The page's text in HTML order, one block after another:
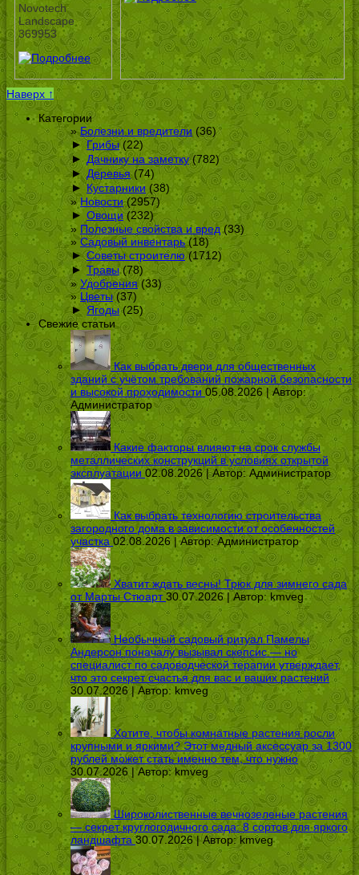
Novotech
Landscape
369953
Наверх ↑
Категории
Болезни и вредители (36)
► Грибы(22)
► Дачнику на заметку(782)
► Деревья(74)
► Кустарники (38)
Новости(2957)
► Овощи(232)
Полезные свойства и вред(33)
Садовый инвентарь(18)
► Советы строителю(1712)
► Травы(78)
Удобрения (33)
Цветы(37)
► Ягоды(25)
Свежие статьи
Как выбрать двери для общественных
зданий с учётом требований пожарной безопасности
и высокой проходимости 05.08.2026 | Автор:
Администратор
Какие факторы влияют на срок службы
металлических конструкций в условиях открытой
эксплуатации 02.08.2026 | Автор: Администратор
Как выбрать технологию строительства
загородного дома в зависимости от особенностей
участка 02.08.2026 | Автор:Администратор
Хватит ждать весны! Трюк для зимнего сада
от Марты Стюарт 30.07.2026 | Автор: kmveg
Необычный садовый ритуал Памелы
Андерсон поначалу вызывал скепсис — но
специалист по садоводческой терапии утверждает,
что это секрет счастья для вас и ваших растений
30.07.2026 | Автор: kmveg
Хотите, чтобы комнатные растения росли
крупными и яркими? Этот медный аксессуар за 1300
рублей может стать именно тем, что нужно
30.07.2026 | Автор:kmveg
Широколиственные вечнозеленые растения
— секрет круглогодичного сада: 8 сортов для яркого
ландшафта 30.07.2026 | Автор:kmveg